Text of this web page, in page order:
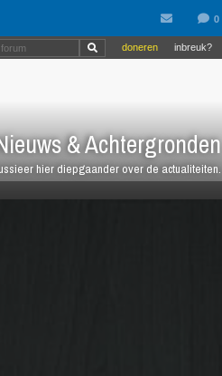
& Achtergronden
hier diepgaander over de actualiteiten.
inbreuk?
doneren